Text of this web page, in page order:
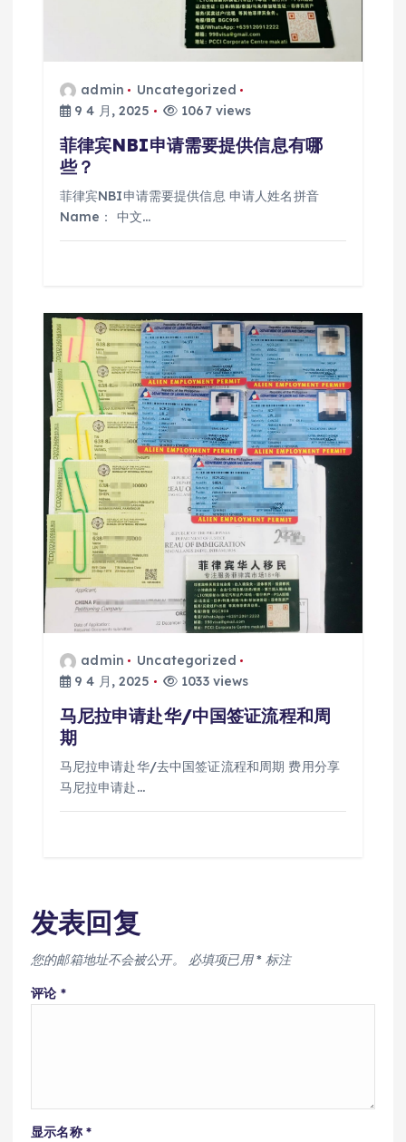
admin
Uncategorized
9 4 月, 2025
1067 views
菲律宾NBI申请需要提供信息有哪
些？
菲律宾NBI申请需要提供信息 申请人姓名拼音
Name： 中文…
admin
Uncategorized
9 4 月, 2025
1033 views
马尼拉申请赴华/中国签证流程和周
期
马尼拉申请赴华/去中国签证流程和周期 费用分享
马尼拉申请赴…
发表回复
您的邮箱地址不会被公开。 必填项已用* 标注
评论 *
显示名称 *